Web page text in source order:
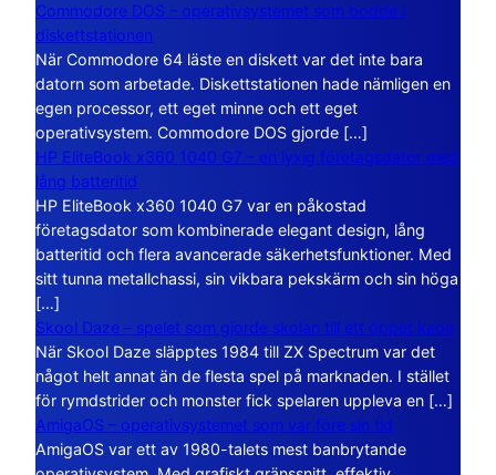
Commodore DOS – operativsystemet som bodde i
diskettstationen
När Commodore 64 läste en diskett var det inte bara
datorn som arbetade. Diskettstationen hade nämligen en
egen processor, ett eget minne och ett eget
operativsystem. Commodore DOS gjorde […]
HP EliteBook x360 1040 G7 – en lyxig företagsdator med
lång batteritid
HP EliteBook x360 1040 G7 var en påkostad
företagsdator som kombinerade elegant design, lång
batteritid och flera avancerade säkerhetsfunktioner. Med
sitt tunna metallchassi, sin vikbara pekskärm och sin höga
[…]
Skool Daze – spelet som gjorde skolan till ett öppet kaos
När Skool Daze släpptes 1984 till ZX Spectrum var det
något helt annat än de flesta spel på marknaden. I stället
för rymdstrider och monster fick spelaren uppleva en […]
AmigaOS – operativsystemet som var före sin tid
AmigaOS var ett av 1980-talets mest banbrytande